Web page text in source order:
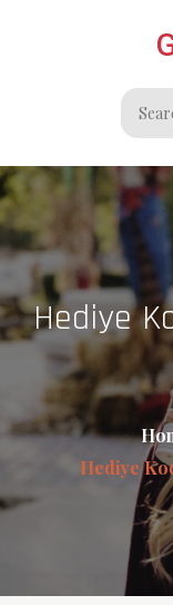
Search
for:
Hediye
Hediye